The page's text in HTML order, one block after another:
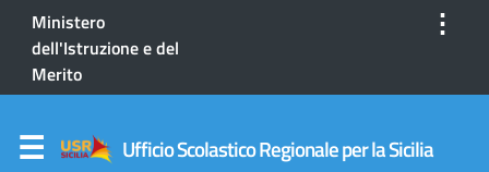
Ministero
dell'Istruzione e del
Merito
⋮
Ufficio Scolastico Regionale per la Sicilia